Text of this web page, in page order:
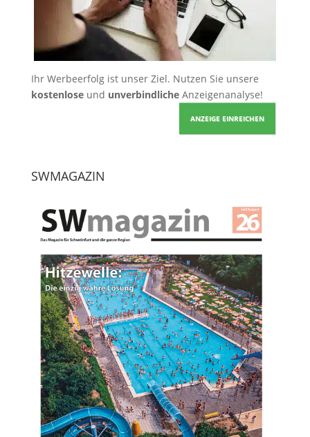
Ihr Werbeerfolg ist unser Ziel. Nutzen Sie unsere
kostenloseund unverbindlicheAnzeigenanalyse!
ANZEIGE EINREICHEN
SWMAGAZIN